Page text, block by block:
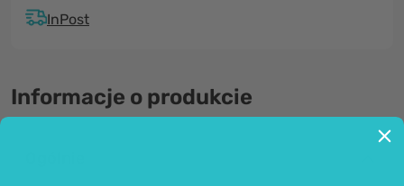
InPost
Informacje o produkcie